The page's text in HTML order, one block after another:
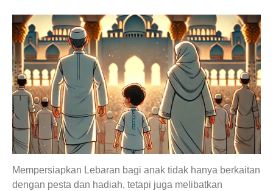
Mempersiapkan Lebaran bagi anak tidak hanya berkaitan
dengan pesta dan hadiah, tetapi juga melibatkan